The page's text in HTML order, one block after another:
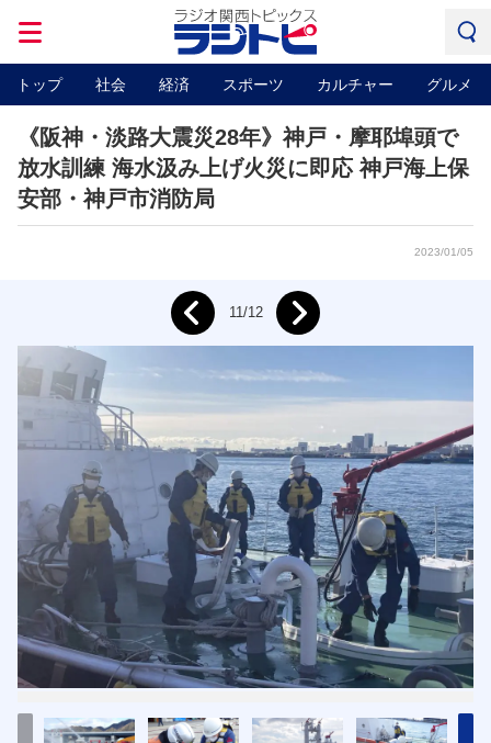
トップ 社会 経済 スポーツ カルチャー グルメ
《阪神・淡路大震災28年》神戸・摩耶埠頭で
放水訓練 海水汲み上げ火災に即応 神戸海上保
安部・神戸市消防局
2023/01/05
11/12